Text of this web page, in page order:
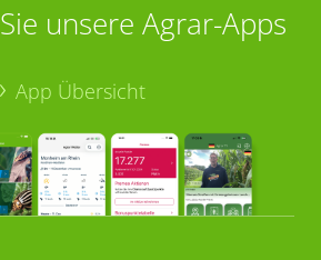
unsere Agrar-Apps
App Übersicht